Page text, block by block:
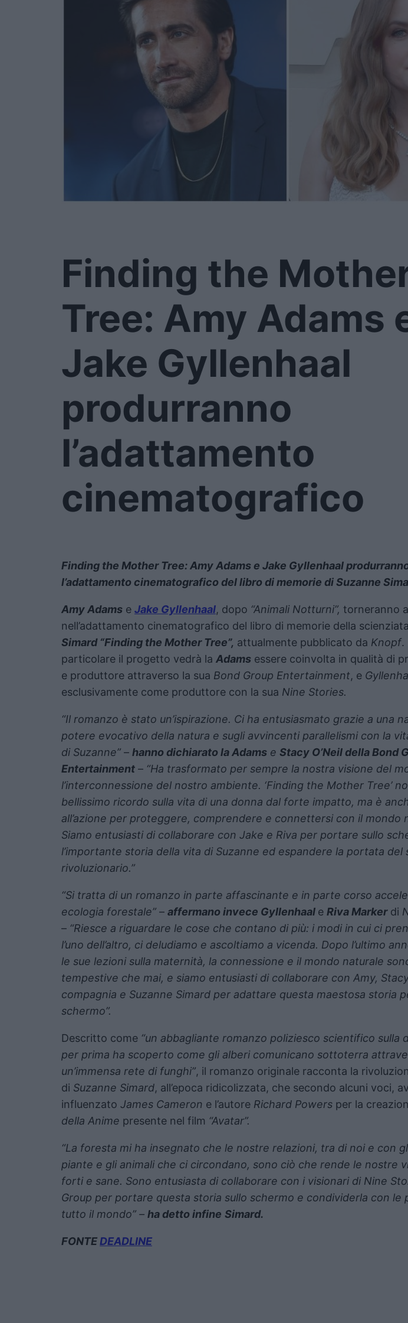
Finding the
Tree: Amy Adams
Jake Gyllenhaal
produrranno
l’adattamento
cinematografico
Finding the Mother Tree: Amy Adams e Jake Gyllenhaal
l’adattamento cinematografico del libro di memorie di Suzanne
Amy Adams e Jake Gyllenhaal, dopo “Animali Notturni”, torneranno
nell’adattamento cinematografico del libro di memorie della scienziata
Simard “Finding the Mother Tree”, attualmente pubblicato da Knopf.
particolare il progetto vedrà la Adams essere coinvolta in qualità di
e produttore attraverso la sua Bond Group Entertainment, e
esclusivamente come produttore con la sua Nine Stories.
“Il romanzo è stato un’ispirazione. Ci ha entusiasmato grazie a una
potere evocativo della natura e sugli avvincenti parallelismi con la
di Suzanne” – hanno dichiarato la Adams e Stacy O’Neil della Bond
Entertainment – “Ha trasformato per sempre la nostra visione del
l’interconnessione del nostro ambiente. ‘Finding the Mother Tree’
bellissimo ricordo sulla vita di una donna dal forte impatto, ma è
all’azione per proteggere, comprendere e connettersi con il mondo
Siamo entusiasti di collaborare con Jake e Riva per portare sullo
l’importante storia della vita di Suzanne ed espandere la portata del
rivoluzionario.”
“Si tratta di un romanzo in parte affascinante e in parte corso
ecologia forestale” – affermano invece Gyllenhaal e Riva Markerdi
– “Riesce a riguardare le cose che contano di più: i modi in cui ci
l’uno dell’altro, ci deludiamo e ascoltiamo a vicenda. Dopo l’ultimo
le sue lezioni sulla maternità, la connessione e il mondo naturale
tempestive che mai, e siamo entusiasti di collaborare con Amy,
compagnia e Suzanne Simard per adattare questa maestosa storia
schermo”.
Descritto come “un abbagliante romanzo poliziesco scientifico sulla
per prima ha scoperto come gli alberi comunicano sottoterra
un’immensa rete di funghi”, il romanzo originale racconta la
di Suzanne Simard, all’epoca ridicolizzata, che secondo alcuni voci,
influenzato James Cameron e l’autore Richard Powers per la
della Anime presente nel film “Avatar”.
“La foresta mi ha insegnato che le nostre relazioni, tra di noi e con
piante e gli animali che ci circondano, sono ciò che rende le nostre
forti e sane. Sono entusiasta di collaborare con i visionari di Nine
Group per portare questa storia sullo schermo e condividerla con le
tutto il mondo” – ha detto infine Simard.
FONTEDEADLINE